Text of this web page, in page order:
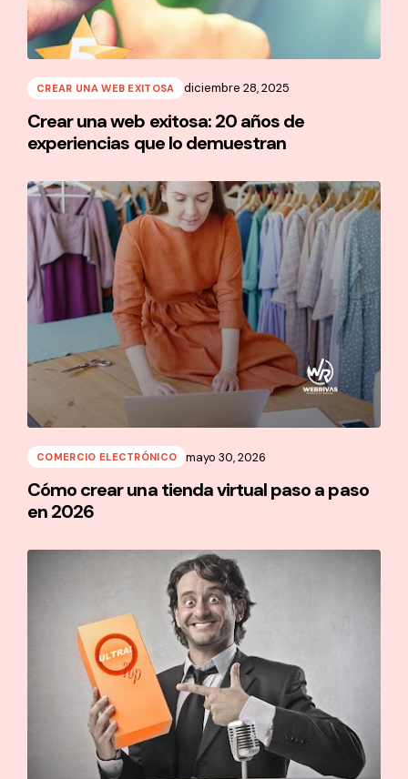
CREAR UNA WEB EXITOSA diciembre 28, 2025
Crear una web exitosa: 20 años de
experiencias que lo demuestran
COMERCIO ELECTRÓNICO mayo 30, 2026
Cómo crear una tienda virtual paso a paso
en 2026